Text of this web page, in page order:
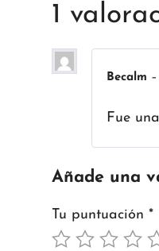
1
Becalm –
Fue
Añade una
Tu puntuación *